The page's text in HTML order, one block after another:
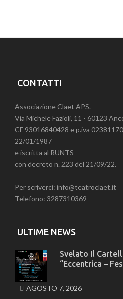
CONTATTI
Associazione Claet APS.
Via Michele Fazioli, 11 - 60123
CF 93016840428 e p.iva
22/01/1987
e iscritta al RUNTS
con decreto n. 223 del 21/09/22.
Per scriverci: info@teatroclaet.it
Telefono: 3287310369
ULTIME NEWS
Svelato Il
“Eccentrica –
AGOSTO 7, 2026